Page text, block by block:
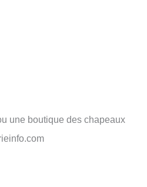
une boutique des chapeaux